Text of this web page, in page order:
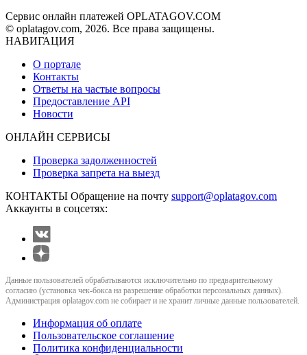
Сервис онлайн платежей OPLATAGOV.COM
© oplatagov.com, 2026. Все права защищены.
НАВИГАЦИЯ
О портале
Контакты
Ответы на частые вопросы
Предоставление API
Новости
ОНЛАЙН СЕРВИСЫ
Проверка задолженностей
Проверка запрета на выезд
КОНТАКТЫ Обращение на почту support@oplatagov.com
Аккаунты в соцсетях:
Данные пользователей обрабатываются исключительно по предварительному
согласию (установка чек-бокса на разрешение обработки персональных данных).
Администрация oplatagov.com не собирает и не хранит личные данные пользователей.
Информация об оплате
Пользовательское соглашение
Политика конфиденциальности